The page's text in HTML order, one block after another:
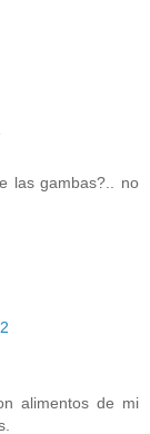
las gambas?.. no
alimentos de mi